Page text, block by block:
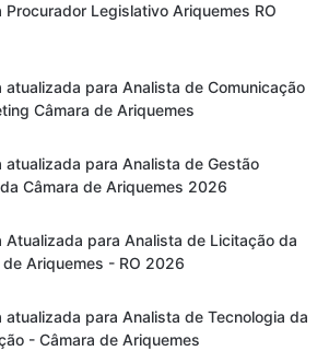
Procurador Legislativo Ariquemes RO
atualizada para Analista de Comunicação
Câmara de Ariquemes
atualizada para Analista de Gestão
Câmara de Ariquemes 2026
Atualizada para Analista de Licitação da
de Ariquemes - RO 2026
atualizada para Analista de Tecnologia da
- Câmara de Ariquemes